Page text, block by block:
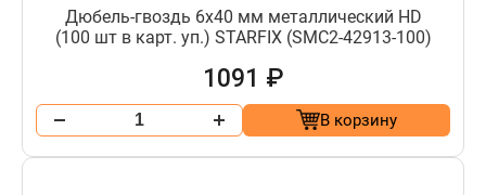
Дюбель-гвоздь 6х40 мм металлический HD
(100 шт в карт. уп.) STARFIX (SMC2-42913-100)
1091 ₽
В корзину